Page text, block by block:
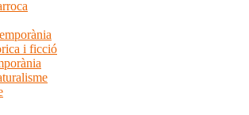
i ficció